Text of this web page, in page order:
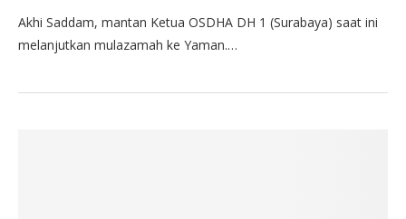
Akhi Saddam, mantan Ketua OSDHA DH 1 (Surabaya) saat ini
melanjutkan mulazamah ke Yaman.…